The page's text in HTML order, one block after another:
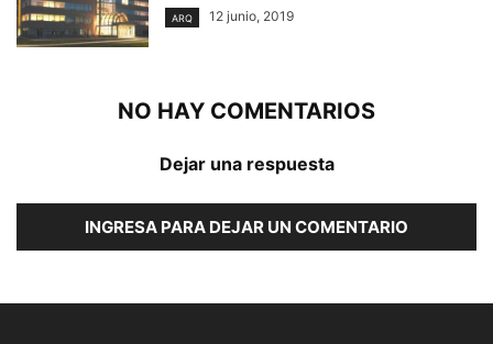
ARQ 12 junio, 2019
NO HAY COMENTARIOS
Dejar una respuesta
INGRESA PARA DEJAR UN COMENTARIO